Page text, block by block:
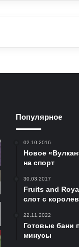
Популярное
02.10.2016
Новое
на спорт
30.03.2017
Fruits and
слот с
22.11.2022
Готовые бани
минусы